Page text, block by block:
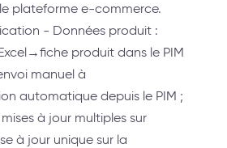
plateforme e-commerce.
- Données produit :
produit dans le PIM
manuel à
automatique depuis le PIM ;
à jour multiples sur
à jour unique sur la